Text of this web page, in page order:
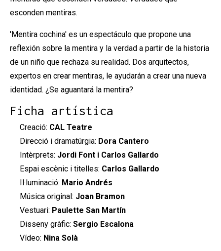
esconden mentiras.
'Mentira cochina' es un espectáculo que propone una
reflexión sobre la mentira y la verdad a partir de la historia
de un niño que rechaza su realidad. Dos arquitectos,
expertos en crear mentiras, le ayudarán a crear una nueva
identidad. ¿Se aguantará la mentira?
Ficha artística
Creació: CAL Teatre
Direcció i dramatúrgia: Dora Cantero
Intèrprets: Jordi Font i Carlos Gallardo
Espai escènic i titelles: Carlos Gallardo
Il·luminació: Mario Andrés
Música original: Joan Bramon
Vestuari: Paulette San Martín
Disseny gràfic: Sergio Escalona
Vídeo: Nina Solà